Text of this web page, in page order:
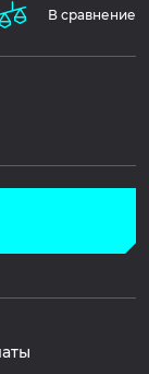
В сравнение